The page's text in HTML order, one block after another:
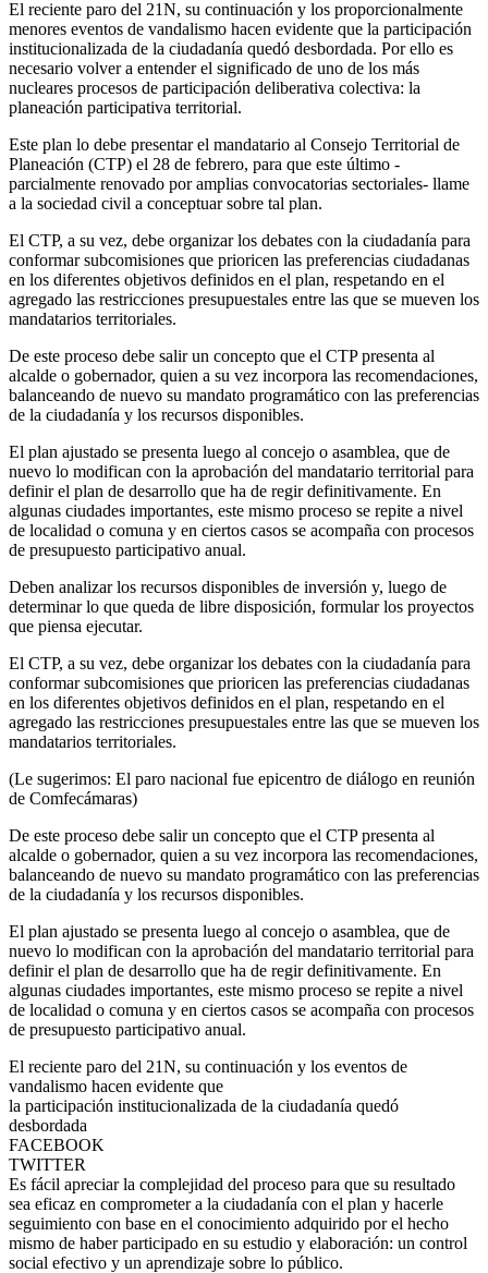
El reciente paro del 21N, su continuación y los proporcionalmente
menores eventos de vandalismo hacen evidente que la participación
institucionalizada de la ciudadanía quedó desbordada. Por ello es
necesario volver a entender el significado de uno de los más
nucleares procesos de participación deliberativa colectiva: la
planeación participativa territorial.
Este plan lo debe presentar el mandatario al Consejo Territorial de
Planeación (CTP) el 28 de febrero, para que este último -
parcialmente renovado por amplias convocatorias sectoriales- llame
a la sociedad civil a conceptuar sobre tal plan.
El CTP, a su vez, debe organizar los debates con la ciudadanía para
conformar subcomisiones que prioricen las preferencias ciudadanas
en los diferentes objetivos definidos en el plan, respetando en el
agregado las restricciones presupuestales entre las que se mueven los
mandatarios territoriales.
De este proceso debe salir un concepto que el CTP presenta al
alcalde o gobernador, quien a su vez incorpora las recomendaciones,
balanceando de nuevo su mandato programático con las preferencias
de la ciudadanía y los recursos disponibles.
El plan ajustado se presenta luego al concejo o asamblea, que de
nuevo lo modifican con la aprobación del mandatario territorial para
definir el plan de desarrollo que ha de regir definitivamente. En
algunas ciudades importantes, este mismo proceso se repite a nivel
de localidad o comuna y en ciertos casos se acompaña con procesos
de presupuesto participativo anual.
Deben analizar los recursos disponibles de inversión y, luego de
determinar lo que queda de libre disposición, formular los proyectos
que piensa ejecutar.
El CTP, a su vez, debe organizar los debates con la ciudadanía para
conformar subcomisiones que prioricen las preferencias ciudadanas
en los diferentes objetivos definidos en el plan, respetando en el
agregado las restricciones presupuestales entre las que se mueven los
mandatarios territoriales.
(Le sugerimos: El paro nacional fue epicentro de diálogo en reunión
de Comfecámaras)
De este proceso debe salir un concepto que el CTP presenta al
alcalde o gobernador, quien a su vez incorpora las recomendaciones,
balanceando de nuevo su mandato programático con las preferencias
de la ciudadanía y los recursos disponibles.
El plan ajustado se presenta luego al concejo o asamblea, que de
nuevo lo modifican con la aprobación del mandatario territorial para
definir el plan de desarrollo que ha de regir definitivamente. En
algunas ciudades importantes, este mismo proceso se repite a nivel
de localidad o comuna y en ciertos casos se acompaña con procesos
de presupuesto participativo anual.
El reciente paro del 21N, su continuación y los eventos de
vandalismo hacen evidente que
la participación institucionalizada de la ciudadanía quedó
desbordada
FACEBOOK
TWITTER
Es fácil apreciar la complejidad del proceso para que su resultado
sea eficaz en comprometer a la ciudadanía con el plan y hacerle
seguimiento con base en el conocimiento adquirido por el hecho
mismo de haber participado en su estudio y elaboración: un control
social efectivo y un aprendizaje sobre lo público.